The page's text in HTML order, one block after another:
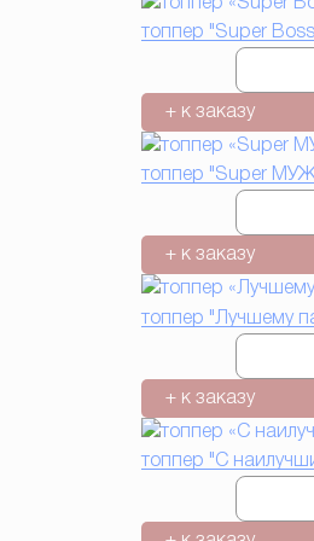
топпер "Super
+ к заказу
топпер "Super
+ к заказу
топпер "Лучшему
+ к заказу
топпер "С